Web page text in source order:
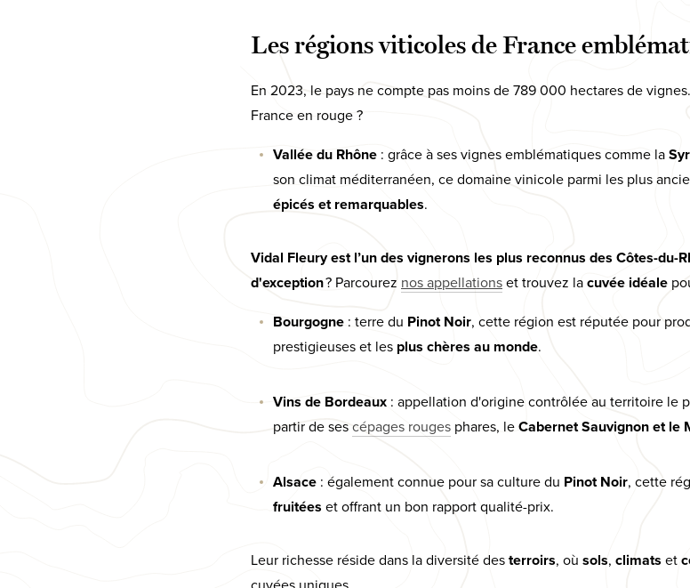
Les régions viticoles de France
En 2023, le pays ne compte pas moins de 789 000 hectares de
France en rouge ?
Vallée du Rhône : grâce à ses vignes emblématiques comme la
son climat méditerranéen, ce domaine vinicole parmi les plus
épicés et remarquables.
Vidal Fleury est l’un des vignerons les plus reconnus des Côtes-du-
d'exception? Parcourez nos appellations et trouvez la cuvée idéale
Bourgogne : terre du Pinot Noir, cette région est réputée pour
prestigieuses et les plus chères au monde.
Vins de Bordeaux : appellation d'origine contrôlée au territoire le
partir de ses cépages rouges phares, le Cabernet Sauvignon et le
Alsace : également connue pour sa culture du Pinot Noir, cette
fruitées et offrant un bon rapport qualité-prix.
Leur richesse réside dans la diversité des terroirs, où sols, climats et